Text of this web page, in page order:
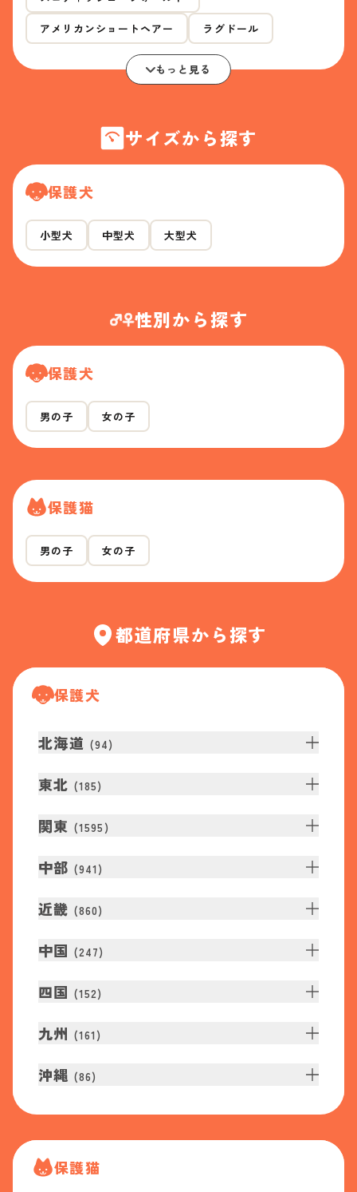
アメリカンショートヘアー ラグドール
もっと見る
サイズから探す
保護犬
小型犬 中型犬 大型犬
性別から探す
保護犬
男の子 女の子
保護猫
男の子 女の子
都道府県から探す
保護犬
北海道 (94)
東北 (185)
関東 (1595 )
中部 (941 )
近畿 (860)
中国 (247)
四国 (152)
九州 (161 )
沖縄 (86)
保護猫